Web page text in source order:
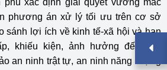
phủ xác định giải quyết vướng mắc
phương án xử lý tối ưu trên cơ sở
sánh lợi ích về kinh tế-xã hội và hạn
khiếu kiện, ảnh hưởng đến môi
an ninh trật tự, an ninh năng lượng